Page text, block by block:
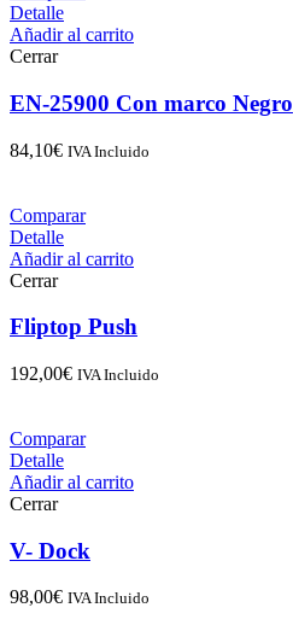
Detalle
Añadir al carrito
Cerrar
EN-25900 Con marco Negro
84,10€ IVA Incluido
Comparar
Detalle
Añadir al carrito
Cerrar
Fliptop Push
192,00€ IVA Incluido
Comparar
Detalle
Añadir al carrito
Cerrar
V- Dock
98,00€ IVA Incluido